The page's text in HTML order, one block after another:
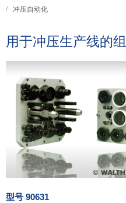
/
冲压自动化
用于冲压生产线的
型号 90631